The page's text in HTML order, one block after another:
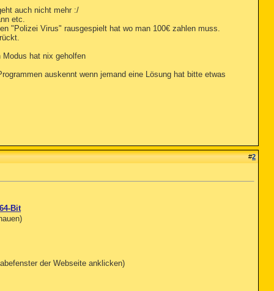
auch nicht mehr :/
etc.
"Polizei Virus" rausgespielt hat wo man 100€ zahlen muss.
hat nix geholfen
auskennt wenn jemand eine Lösung hat bitte etwas
#2
Bit
der Webseite anklicken)